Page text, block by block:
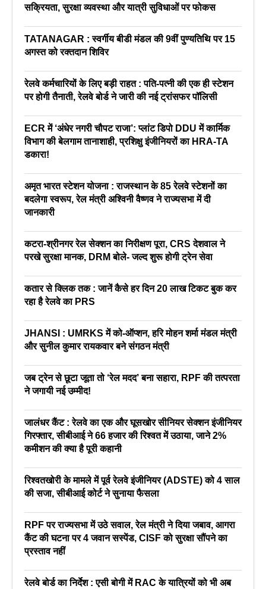
सक्रियता, सुरक्षा व्यवस्था और यात्री सुविधाओं पर फोकस
TATANAGAR : स्वर्गीय बीडी मंडल की 9वीं पुण्यतिथि पर 15
अगस्त को रक्तदान शिविर
रेलवे कर्मचारियों के लिए बड़ी राहत : पति-पत्नी की एक ही स्टेशन
पर होगी तैनाती, रेलवे बोर्ड ने जारी की नई ट्रांसफर पॉलिसी
ECR में ‘अंधेर नगरी चौपट राजा’: प्लांट डिपो DDU में कार्मिक
विभाग की बेलगाम तानाशाही, प्रशिक्षु इंजीनियरों का HRA-TA
डकारा!
अमृत भारत स्टेशन योजना : राजस्थान के 85 रेलवे स्टेशनों का
बदलेगा स्वरूप, रेल मंत्री अश्विनी वैष्णव ने राज्यसभा में दी
जानकारी
कटरा-श्रीनगर रेल सेक्शन का निरीक्षण पूरा, CRS देशवाल ने
परखे सुरक्षा मानक, DRM बोले- जल्द शुरू होगी ट्रेन सेवा
कतार से क्लिक तक : जानें कैसे हर दिन 20 लाख टिकट बुक कर
रहा है रेलवे का PRS
JHANSI : UMRKS में को-ऑप्शन, हरि मोहन शर्मा मंडल मंत्री
और सुनील कुमार रायकवार बने संगठन मंत्री
जब ट्रेन से छूटा जूता तो ‘रेल मदद’ बना सहारा, RPF की तत्परता
ने जगायी नई उम्मीद!
जालंधर कैंट : रेलवे का एक और घूसखोर सीनियर सेक्शन इंजीनियर
गिरफ्तार, सीबीआई ने 66 हजार की रिश्वत में उठाया, जाने 2%
कमीशन की क्या है पूरी कहानी
रिश्वतखोरी के मामले में पूर्व रेलवे इंजीनियर (ADSTE) को 4 साल
की सजा, सीबीआई कोर्ट ने सुनाया फैसला
RPF पर राज्यसभा में उठे सवाल, रेल मंत्री ने दिया जबाव, आगरा
कैंट की घटना पर 4 जवान सस्पेंड, CISF को सुरक्षा सौंपने का
प्रस्ताव नहीं
रेलवे बोर्ड का निर्देश : एसी बोगी में RAC के यात्रियों को भी अब